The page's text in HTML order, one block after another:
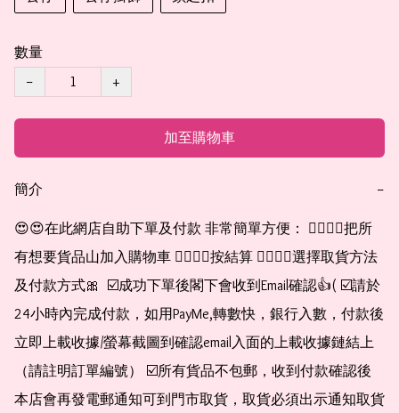
數量
−
+
加至購物車
簡介 −
😍😍在此網店自助下單及付款 非常簡單方便： 👉🏻👉🏻把所
有想要貨品山加入購物車 👉🏻👉🏻按結算 👉🏻👉🏻選擇取貨方法
及付款方式🎀  ☑️成功下單後閣下會收到Email確認👍( ☑️請於
24小時內完成付款，如用PayMe,轉數快，銀行入數，付款後
立即上載收據/螢幕截圖到確認email入面的上載收據鏈結上
（請註明訂單編號） ☑️所有貨品不包郵，收到付款確認後
本店會再發電郵通知可到門市取貨，取貨必須出示通知取貨